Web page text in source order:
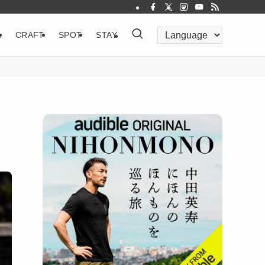
CRAFT SPOT STAY